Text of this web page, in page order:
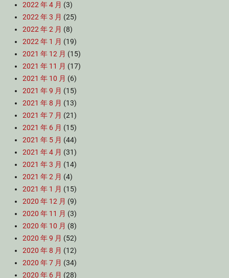
2022 年 4 月 (3)
2022 年 3 月 (25)
2022 年 2 月 (8)
2022 年 1 月 (19)
2021 年 12 月 (15)
2021 年 11 月 (17)
2021 年 10 月 (6)
2021 年 9 月 (15)
2021 年 8 月 (13)
2021 年 7 月 (21)
2021 年 6 月 (15)
2021 年 5 月 (44)
2021 年 4 月 (31)
2021 年 3 月 (14)
2021 年 2 月 (4)
2021 年 1 月 (15)
2020 年 12 月 (9)
2020 年 11 月 (3)
2020 年 10 月 (8)
2020 年 9 月 (52)
2020 年 8 月 (12)
2020 年 7 月 (34)
2020 年 6 月 (28)